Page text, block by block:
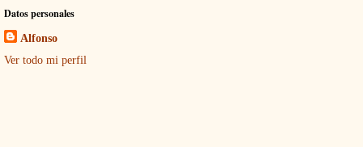
Datos personales
Alfonso
Ver todo mi perfil